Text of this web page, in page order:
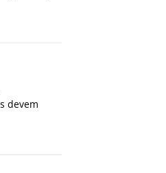
devem